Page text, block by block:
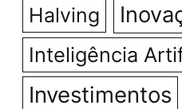
Halving
Inteligência
Investimentos